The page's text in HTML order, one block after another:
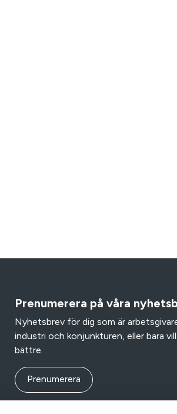
Prenumerera på våra
Nyhetsbrev för dig som är
industri och konjunkturen, eller bara
bättre.
Prenumerera